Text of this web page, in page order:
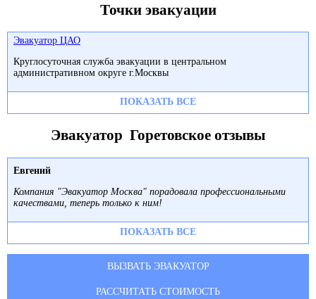
Точки эвакуации
Эвакуатор ЦАО
Круглосуточная служба эвакуации в центральном
административном округе г.Москвы
ПОКАЗАТЬ ВСЕ
Эвакуатор Горетовское отзывы
Евгений
Компания "Эвакуатор Москва" порадовала профессиональными
качествами, теперь только к ним!
ПОКАЗАТЬ ВСЕ
ВЫЗВАТЬ ЭВАКУАТОР
РАССЧИТАТЬ СТОИМОСТЬ